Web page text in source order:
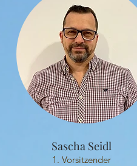
Sascha Seidl
1. Vorsitzender